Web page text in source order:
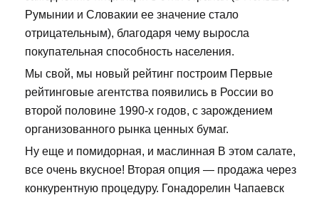
Румынии и Словакии ее значение стало
отрицательным), благодаря чему выросла
покупательная способность населения.
Мы свой, мы новый рейтинг построим Первые
рейтинговые агентства появились в России во
второй половине 1990-х годов, с зарождением
организованного рынка ценных бумаг.
Ну еще и помидорная, и маслинная В этом салате,
все очень вкусное! Вторая опция — продажа через
конкурентную процедуру. Гонадорелин Чапаевск